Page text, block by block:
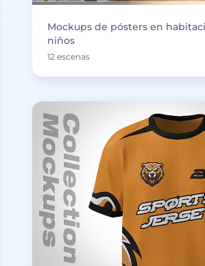
Mockups de pósters en
niños
12 escenas